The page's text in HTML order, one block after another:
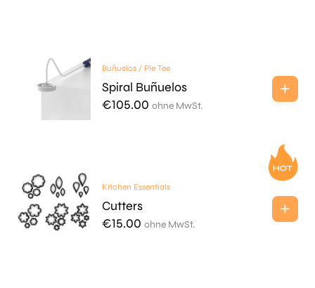
Buñuelos / Pie Tee
Spiral Buñuelos
€105.00 ohne MwSt.
Kitchen Essentials
Cutters
€15.00 ohne MwSt.